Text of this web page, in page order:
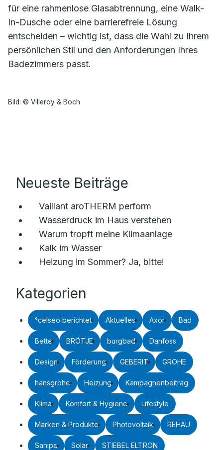
für eine rahmenlose Glasabtrennung, eine Walk-
In-Dusche oder eine barrierefreie Lösung
entscheiden – wichtig ist, dass die Wahl zu Ihrem
persönlichen Stil und den Anforderungen Ihres
Badezimmers passt.
Bild: © Villeroy & Boch
Neueste Beiträge
Vaillant aroTHERM perform
Wasserdruck im Haus verstehen
Warum tropft meine Klimaanlage
Kalk im Wasser
Heizung im Sommer? Ja, bitte!
Kategorien
°celseo berichtet Aktuelles Axor Bad
Bette BRÖTJE burgbad Danfoss
Design Förderung GEBERIT GROHE
hansgrohe Heizung Kampagnenbeitrag
Klima Komfort & Hygiene Lifestyle
Marken & Produkte Photovoltaik REHAU
Sanipa Solar STIEBEL ELTRON